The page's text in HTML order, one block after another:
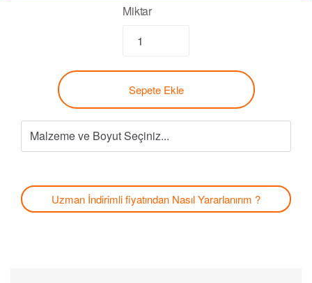
Miktar
Sepete Ekle
Uzman İndirimli fiyatından Nasıl Yararlanırım ?